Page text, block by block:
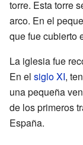
torre. Esta torre
arco. En el
que fue cubierto
La iglesia fue
En el siglo XI,
una pequeña
de los primeros
España.